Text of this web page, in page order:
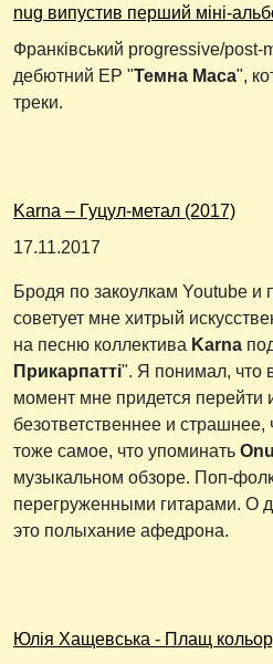
nug випустив перший міні-
Франківський progressive/post-
дебютний EP "Темна Маса",
треки.
Karna – Гуцул-метал (2017)
17.11.2017
Бродя по закоулкам Youtube и
советует мне хитрый
на песню коллектива Karna
Прикарпатті". Я понимал, что
момент мне придется перейти
безответственнее и
тоже самое, что упоминать
музыкальном обзоре. Поп-
перегруженными гитарами. О
это полыхание афедрона.
Юлія Хащевська - Плащ